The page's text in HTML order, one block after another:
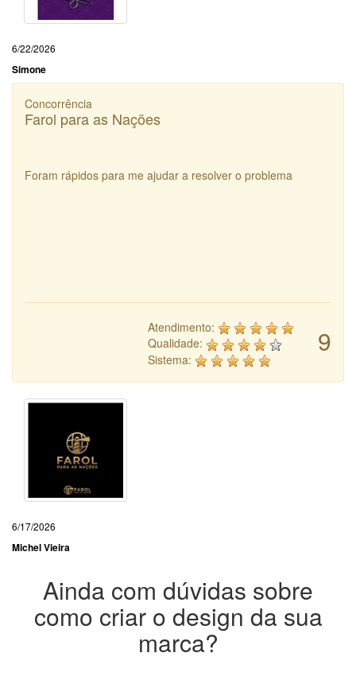
6/22/2026
Simone
Concorrência
Farol para as Nações
Foram rápidos para me ajudar a resolver o problema
9
Atendimento:
Qualidade:
Sistema:
6/17/2026
Michel Vieira
Ainda com dúvidas sobre
como criar o design da sua
marca?